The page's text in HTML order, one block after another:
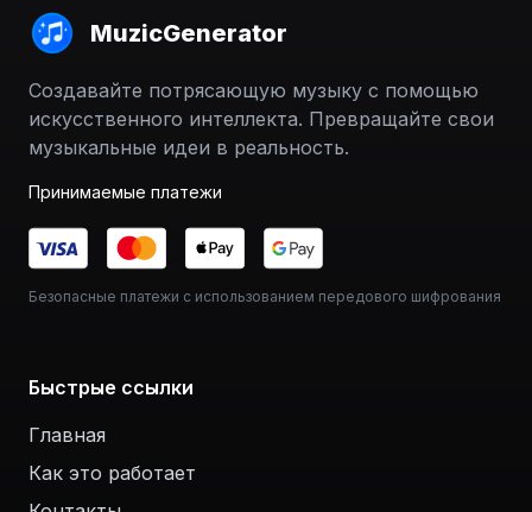
MuzicGenerator
Создавайте потрясающую музыку с помощью
искусственного интеллекта. Превращайте свои
музыкальные идеи в реальность.
Принимаемые платежи
Безопасные платежи с использованием передового шифрования
Быстрые ссылки
Главная
Как это работает